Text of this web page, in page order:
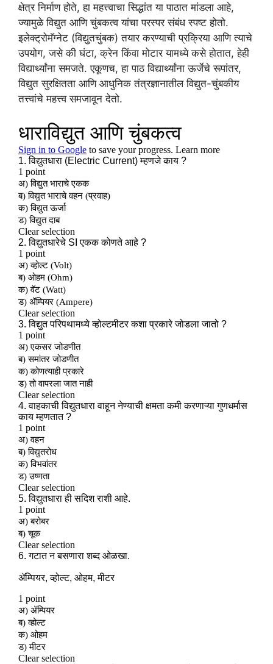
क्षेत्र निर्माण होते, हा महत्त्वाचा सिद्धांत या पाठात मांडला आहे,
ज्यामुळे विद्युत आणि चुंबकत्व यांचा परस्पर संबंध स्पष्ट होतो.
इलेक्ट्रोमॅग्नेट (विद्युतचुंबक) तयार करण्याची प्रक्रिया आणि त्याचे
उपयोग, जसे की घंटा, क्रेन किंवा मोटार यामध्ये कसे होतात, हेही
विद्यार्थ्यांना समजते. एकूणच, हा पाठ विद्यार्थ्यांना ऊर्जेचे रूपांतर,
विद्युत सुरक्षितता आणि आधुनिक तंत्रज्ञानातील विद्युत-चुंबकीय
तत्त्वांचे महत्त्व समजावून देतो.